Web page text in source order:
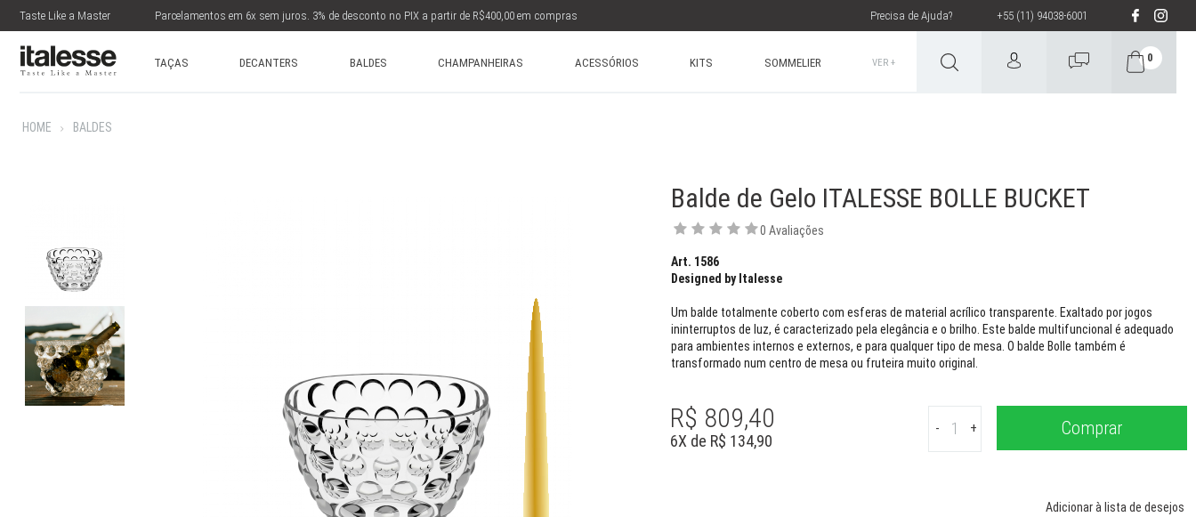
Taste Like a Master Parcelamentos em 6x sem juros. 3% de desconto no PIX a partir de R$400,00 em compras Precisa de Ajuda? +55 (11) 94038-6001
TAÇAS DECANTERS BALDES CHAMPANHEIRAS ACESSÓRIOS KITS SOMMELIER VER + 0
HOME BALDES
Balde de Gelo ITALESSE BOLLE BUCKET
0 Avaliações
Art. 1586
Designed by Italesse
Um balde totalmente coberto com esferas de material acrílico transparente. Exaltado por jogos
ininterruptos de luz, é caracterizado pela elegância e o brilho. Este balde multifuncional é adequado
para ambientes internos e externos, e para qualquer tipo de mesa. O balde Bolle também é
transformado num centro de mesa ou fruteira muito original.
R$ 809,40
6X de R$ 134,90
- +
Adicionar à lista de desejos